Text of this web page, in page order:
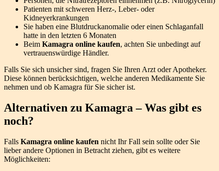
Patienten mit schweren Herz-, Leber- oder
Kidneyerkrankungen
Sie haben eine Blutdruckanomalie oder einen Schlaganfall
hatte in den letzten 6 Monaten
Beim Kamagra online kaufen, achten Sie unbedingt auf
vertrauenswürdige Händler.
Falls Sie sich unsicher sind, fragen Sie Ihren Arzt oder Apotheker.
Diese können berücksichtigen, welche anderen Medikamente Sie
nehmen und ob Kamagra für Sie sicher ist.
Alternativen zu Kamagra – Was gibt es
noch?
Falls Kamagra online kaufen nicht Ihr Fall sein sollte oder Sie
lieber andere Optionen in Betracht ziehen, gibt es weitere
Möglichkeiten: